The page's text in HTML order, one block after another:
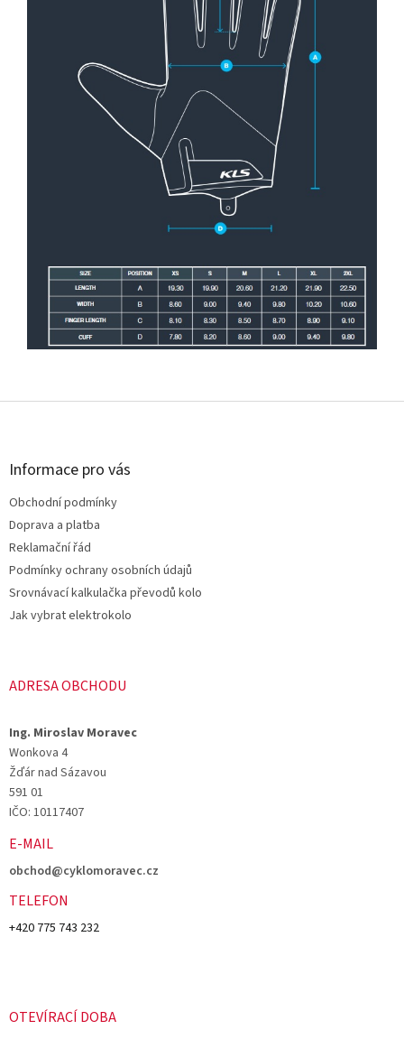
Z
Informace pro vás
Obchodní podmínky
Doprava a platba
Reklamační řád
Podmínky ochrany osobních údajů
Srovnávací kalkulačka převodů kolo
Jak vybrat elektrokolo
ADRESA OBCHODU
Ing. Miroslav Moravec
Wonkova 4
Žďár nad Sázavou
591 01
IČO: 10117407
E-MAIL
obchod@cyklomoravec.cz
TELEFON
+420 775 743 232
OTEVÍRACÍ DOBA